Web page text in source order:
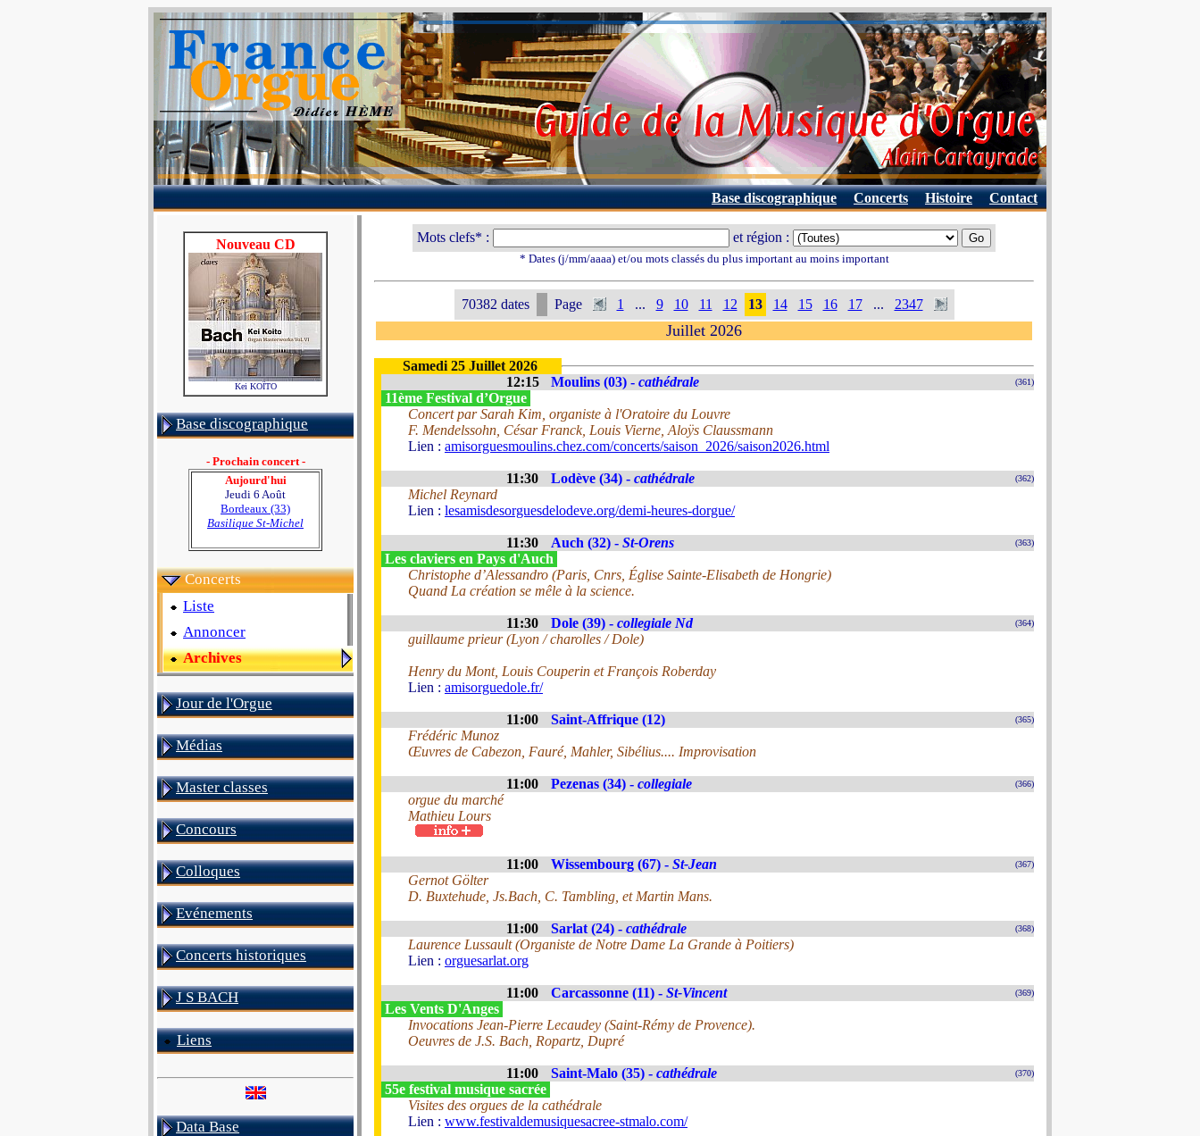
Base discographique Concerts Histoire Contact
Nouveau CD
Kei KOÏTO
Base discographique
- Prochain concert -
Aujourd'hui
Jeudi 6 Août
Bordeaux (33)
Basilique St-Michel
Concerts
Liste
Annoncer
Archives
Jour de l'Orgue
Médias
Master classes
Concours
Colloques
Evénements
Concerts historiques
J S BACH
Liens
Data Base
Mots clefs* : et région :
* Dates (j/mm/aaaa) et/ou mots classés du plus important au moins important
70382 dates Page 1 ... 9 10 11 12 13 14 15 16 17 ... 2347
Juillet 2026
Samedi 25 Juillet 2026
12:15
Moulins (03) - cathédrale (361)
11ème Festival d’Orgue
Concert par Sarah Kim, organiste à l'Oratoire du Louvre
F. Mendelssohn, César Franck, Louis Vierne, Aloÿs Claussmann
Lien : amisorguesmoulins.chez.com/concerts/saison_2026/saison2026.html
11:30 Lodève (34) - cathédrale (362)
Michel Reynard
Lien : lesamisdesorguesdelodeve.org/demi-heures-dorgue/
11:30 Auch (32) - St-Orens (363)
Les claviers en Pays d'Auch
Christophe d’Alessandro (Paris, Cnrs, Église Sainte-Elisabeth de Hongrie)
Quand La création se mêle à la science.
11:30 Dole (39) - collegiale Nd (364)
guillaume prieur (Lyon / charolles / Dole)
Henry du Mont, Louis Couperin et François Roberday
Lien : amisorguedole.fr/
11:00 Saint-Affrique (12) (365)
Frédéric Munoz
Œuvres de Cabezon, Fauré, Mahler, Sibélius.... Improvisation
11:00 Pezenas (34) - collegiale (366)
orgue du marché
Mathieu Lours
11:00 Wissembourg (67) - St-Jean (367)
Gernot Gölter
D. Buxtehude, Js.Bach, C. Tambling, et Martin Mans.
11:00 Sarlat (24) - cathédrale (368)
Laurence Lussault (Organiste de Notre Dame La Grande à Poitiers)
Lien : orguesarlat.org
11:00 Carcassonne (11) - St-Vincent (369)
Les Vents D'Anges
Invocations Jean-Pierre Lecaudey (Saint-Rémy de Provence).
Oeuvres de J.S. Bach, Ropartz, Dupré
11:00 Saint-Malo (35) - cathédrale (370)
55e festival musique sacrée
Visites des orgues de la cathédrale
Lien : www.festivaldemusiquesacree-stmalo.com/